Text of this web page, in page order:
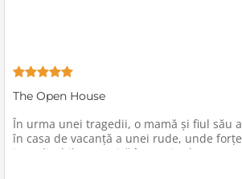
The Open House
În urma unei tragedii, o mamă şi fiul său
în casa de vacanţă a unei rude, unde
inexplicabile conspiră împotriva lor.